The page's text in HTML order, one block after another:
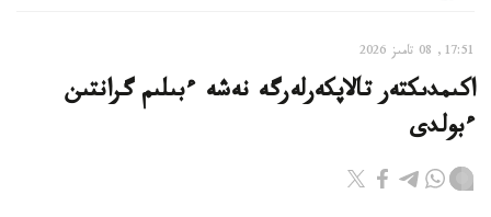
17:51, 08 تامىز 2026
اكىمدىكتەر تالاپكەرلەرگە نەشە ءبىلىم گرانتىن
ءبولدى